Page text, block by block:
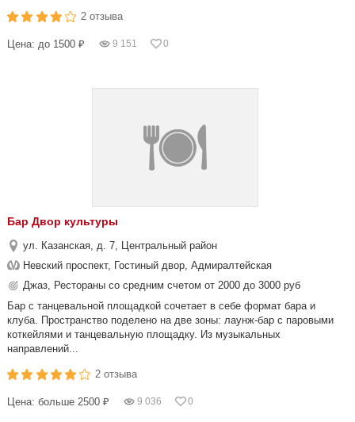
2 отзыва
Цена: до 1500 ₽ 9 151 0
Бар Двор культуры
ул. Казанская, д. 7, Центральный район
Невский проспект, Гостиный двор, Адмиралтейская
Джаз, Рестораны со средним счетом от 2000 до 3000 руб
Бар с танцевальной площадкой сочетает в себе формат бара и
клуба. Пространство поделено на две зоны: лаунж-бар с паровыми
коткейлями и танцевальную площадку. Из музыкальных
направлений...
2 отзыва
Цена: больше 2500 ₽ 9 036 0